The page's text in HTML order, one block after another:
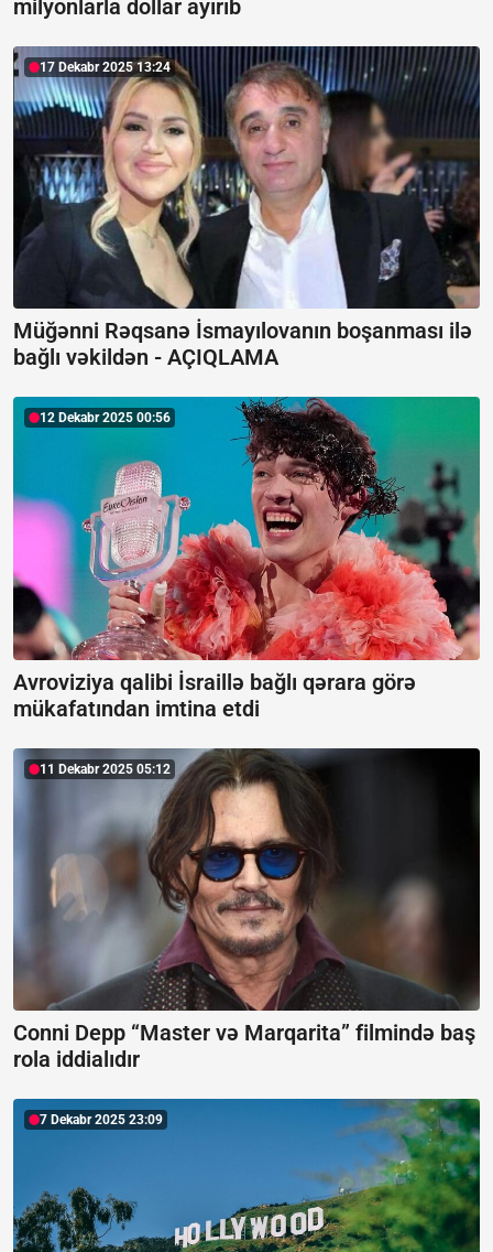
milyonlarla dollar ayırıb
17 Dekabr 2025 13:24
Müğənni Rəqsanə İsmayılovanın boşanması ilə
bağlı vəkildən - AÇIQLAMA
12 Dekabr 2025 00:56
Avroviziya qalibi İsraillə bağlı qərara görə
mükafatından imtina etdi
11 Dekabr 2025 05:12
Conni Depp “Master və Marqarita” filmində baş
rola iddialıdır
7 Dekabr 2025 23:09